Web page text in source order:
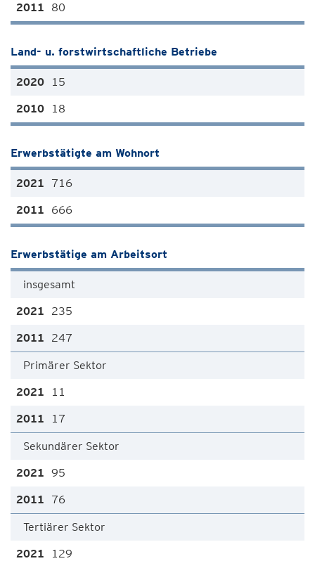
80
Land- u. forstwirtschaftliche Betriebe
15
18
Erwerbstätigte am Wohnort
716
666
Erwerbstätige am Arbeitsort
insgesamt
235
247
Primärer Sektor
11
17
Sekundärer Sektor
95
76
Tertiärer Sektor
129